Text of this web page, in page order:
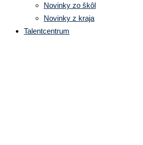
Novinky zo škôl
Novinky z kraja
Talentcentrum